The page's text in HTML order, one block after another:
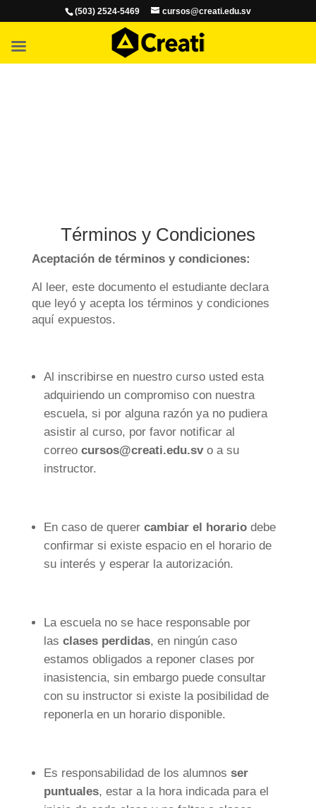
(503) 2524-5469 cursos@creati.edu.sv
Términos y Condiciones
Aceptación de términos y condiciones:
Al leer, este documento el estudiante declara
que leyó y acepta los términos y condiciones
aquí expuestos.
Al inscribirse en nuestro curso usted esta
adquiriendo un compromiso con nuestra
escuela, si por alguna razón ya no pudiera
asistir al curso, por favor notificar al
correo cursos@creati.edu.sv o a su
instructor.
En caso de querer cambiar el horario debe
confirmar si existe espacio en el horario de
su interés y esperar la autorización.
La escuela no se hace responsable por
las clases perdidas, en ningún caso
estamos obligados a reponer clases por
inasistencia, sin embargo puede consultar
con su instructor si existe la posibilidad de
reponerla en un horario disponible.
Es responsabilidad de los alumnos ser
puntuales, estar a la hora indicada para el